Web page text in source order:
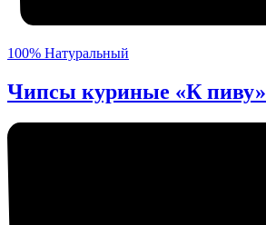
100% Натуральный
Чипсы куриные «К пиву»